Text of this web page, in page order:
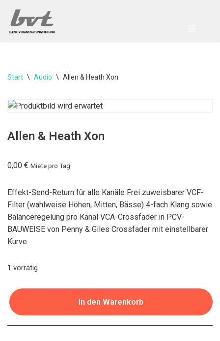
Zum
Start \ Audio \ Allen & Heath Xon
Allen & Heath Xon
0,00 € Miete pro Tag
Effekt-Send-Return für alle Kanäle Frei zuweisbarer VCF-
Filter (wahlweise Höhen, Mitten, Bässe) 4-fach Klang sowie
Balanceregelung pro Kanal VCA-Crossfader in PCV-
BAUWEISE von Penny & Giles Crossfader mit einstellbarer
Kurve
1 vorrätig
In den Warenkorb